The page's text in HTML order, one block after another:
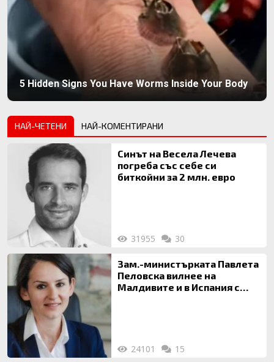
5 Hidden Signs You Have Worms Inside Your Body
НАЙ-ЧЕТЕНИ НАЙ-КОМЕНТИРАНИ
Синът на Весела Лечева
погреба със себе си
биткойни за 2 млн. евро
31955 30
Зам.-министърката Павлета
Пеловска вилнее на
Малдивите и в Испания с
24101 15